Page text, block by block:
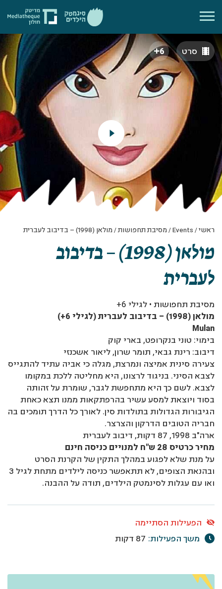
סרט 6
ראשי/
Events
/מסיבת תחפושות/מולאן (1998) – בדיבוב לעברית
מולאן (1998) – בדיבוב
לעברית
מסיבת תחפושות • לגילי 6+
מולאן (1998) – בדיבוב לעברית (לגילי 6+)
Mulan
בימוי: טוני בנקרופט, בארי קוק
דיבוב: רינת גבאי, תומר שרון, ליאור אשכנזי
צעירה סינית אמיצה ונמרצת, מגלה כי אביה עתיד להתגייס
לצבא הסיני. בניגוד לרצונו, היא מחליטה ללכת במקומו
לצבא. לשם כך היא מתחפשת לגבר, שומרת על זהותה
בסוד ויוצאת למסע עשיר בהרפתקאות ממנו תצא כאחת
הגיבורות הגדולות בתולדות סין. לאורך כל הדרך תומכים בה
חבריה הטובים הדרקון והצרצר.
ארה"ב 1998, 87 דקות, דיבוב לעברית
מחיר כרטיס 28 ש"ח למנויים כניסה חינם
על מנת שלא לפגוע במהלך התקין של הקרנת הסרט
ובהנאת הצופים, לא תתאפשר כניסה לילדים מתחת לגיל 3
ואו עם עגלות לסינמטק הילדים, תודה על ההבנה.
הפעילות הסתיימה
משך הפעילות: 87 דקות